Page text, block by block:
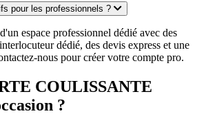
pour les professionnels ?
espace professionnel dédié avec des
dédié, des devis express et une
nous pour créer votre compte pro.
COULISSANTE
?